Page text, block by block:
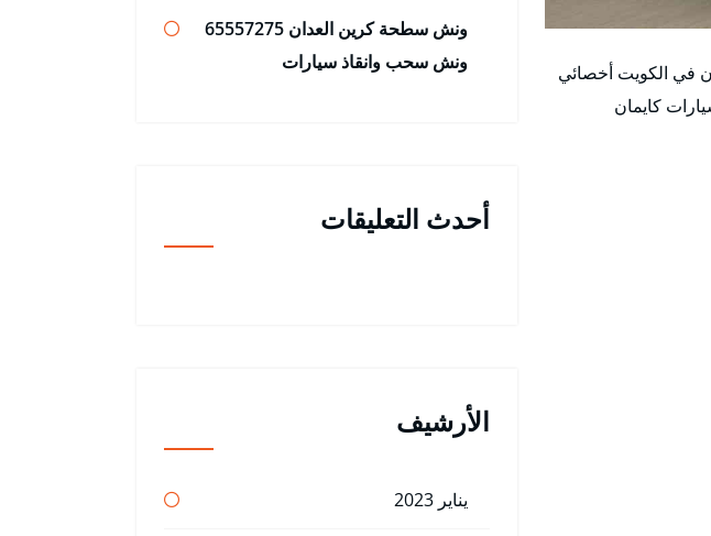
في الكويت أخصائي
كايمان
ونش سطحة كرين العدان 65557275
ونش سحب وانقاذ سيارات
أحدث التعليقات
الأرشيف
يناير 2023